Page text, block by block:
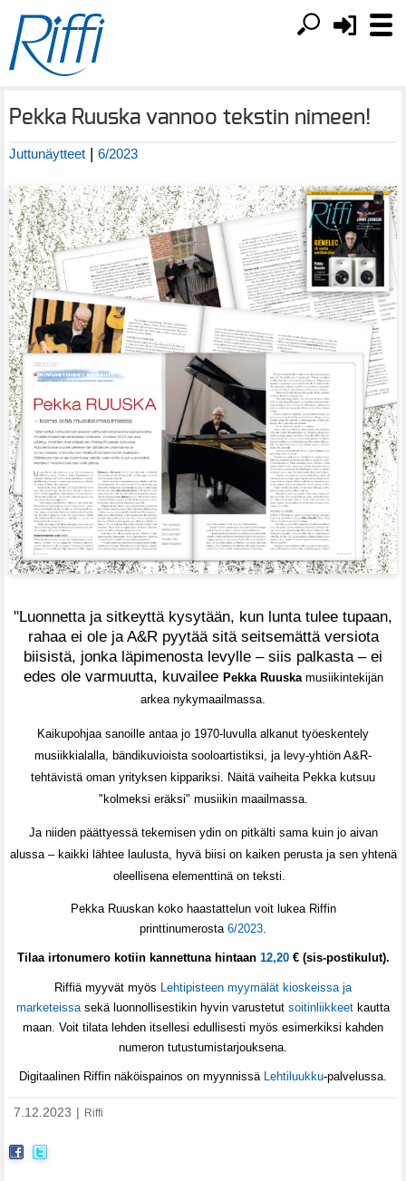
Pekka Ruuska vannoo tekstin nimeen!
Juttunäytteet | 6/2023
"Luonnetta ja sitkeyttä kysytään, kun lunta tulee tupaan,
rahaa ei ole ja A&R pyytää sitä seitsemättä versiota
biisistä, jonka läpimenosta levylle – siis palkasta – ei
edes ole varmuutta, kuvailee Pekka Ruuskamusiikintekijän
arkea nykymaailmassa.
Kaikupohjaa sanoille antaa jo 1970-luvulla alkanut työeskentely
musiikkialalla, bändikuvioista sooloartistiksi, ja levy-yhtiön A&R-
tehtävistä oman yrityksen kippariksi. Näitä vaiheita Pekka kutsuu
"kolmeksi eräksi" musiikin maailmassa.
Ja niiden päättyessä tekemisen ydin on pitkälti sama kuin jo aivan
alussa – kaikki lähtee laulusta, hyvä biisi on kaiken perusta ja sen yhtenä
oleellisena elementtinä on teksti.
Pekka Ruuskan koko haastattelun voit lukea Riffin
printtinumerosta 6/2023.
Tilaa irtonumero kotiin kannettuna hintaan 12,20€ (sis-postikulut).
Riffiä myyvät myös
Lehtipisteen myymälät kioskeissa ja
marketeissa sekä luonnollisestikin hyvin varustetut soitinliikkeet kautta
maan. Voit tilata lehden itsellesi edullisesti myös esimerkiksi kahden
numeron tutustumistarjouksena.
Digitaalinen Riffin näköispainos on myynnissä Lehtiluukku-palvelussa.
7.12.2023 | Riffi